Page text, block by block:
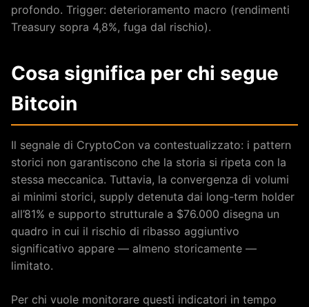
profondo. Trigger: deterioramento macro (rendimenti
Treasury sopra 4,8%, fuga dal rischio).
Cosa significa per chi segue
Bitcoin
Il segnale di CryptoCon va contestualizzato: i pattern
storici non garantiscono che la storia si ripeta con la
stessa meccanica. Tuttavia, la convergenza di volumi
ai minimi storici, supply detenuta dai long-term holder
all’81% e supporto strutturale a $76.000 disegna un
quadro in cui il rischio di ribasso aggiuntivo
significativo appare — almeno storicamente —
limitato.
Per chi vuole monitorare questi indicatori in tempo